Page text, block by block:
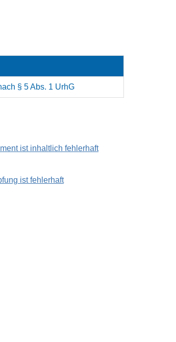
§ 5 Abs. 1 UrhG
Dokument ist inhaltlich fehlerhaft
ist fehlerhaft